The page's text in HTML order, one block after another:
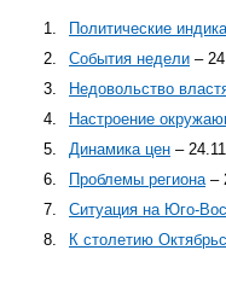
1. Политические
2.
События недели –
3.
Недовольство
4.
Настроение
5.
Динамика цен –
6.
Проблемы региона –
7.
Ситуация на Юго-
8.
К столетию